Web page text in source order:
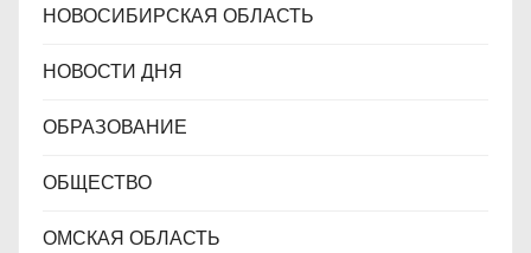
НОВОСИБИРСКАЯ ОБЛАСТЬ
НОВОСТИ ДНЯ
ОБРАЗОВАНИЕ
ОБЩЕСТВО
ОМСКАЯ ОБЛАСТЬ